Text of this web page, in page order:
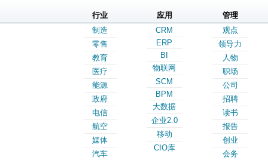
行业
制造
零售
教育
医疗
能源
政府
电信
航空
媒体
汽车
应用
CRM
ERP
BI
物联网
SCM
BPM
大数据
企业2.0
移动
CIO库
管理
观点
领导力
人物
职场
公司
招聘
读书
报告
创业
会务